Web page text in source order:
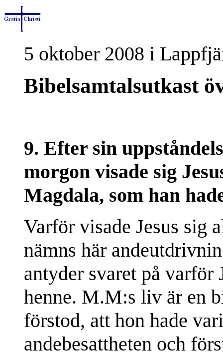
5 oktober 2008 i
Bibelsamtalsutkast
9. Efter sin
morgon visade sig
Magdala, som han
Varför visade Jesus sig
nämns här
antyder svaret på varför
henne. M.M:s liv är en
förstod, att hon hade
andebesattheten och